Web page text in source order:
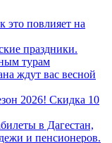
это повлияет на
праздники.
турам
ждут вас весной
2026! Скидка 10
в Дагестан,
и пенсионеров.